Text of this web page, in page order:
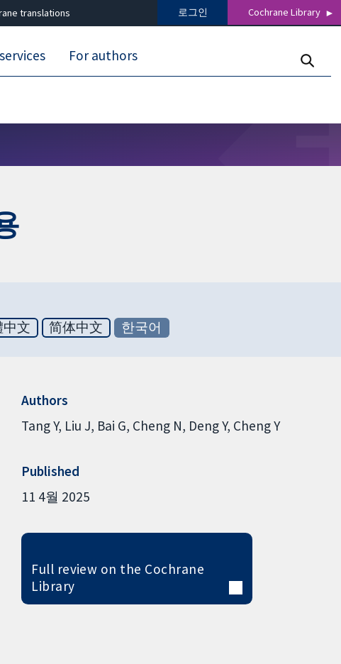
translations 로그인 Cochrane Library
For authors
文 简体中文 한국어
Authors
Tang Y Liu J Bai G Cheng N Deng Y Cheng Y
Published
11 4월 2025
Full review on the Cochrane
Library